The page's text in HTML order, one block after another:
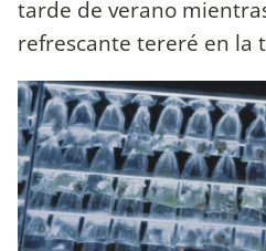
tarde de verano
refrescante tereré en la